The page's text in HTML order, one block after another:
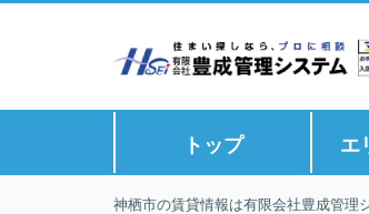
トップ エ
神栖市の賃貸情報は有限会社豊成管理